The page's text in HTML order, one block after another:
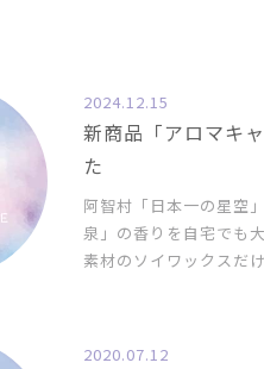
2024.12.15
新商品「アロマキ
た
阿智村「日本一の星空
泉」の香りを自宅でも
素材のソイワックスだ
2020.07.12